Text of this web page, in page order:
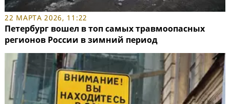
22 МАРТА 2026, 11:22
Петербург вошел в топ самых травмоопасных
регионов России в зимний период